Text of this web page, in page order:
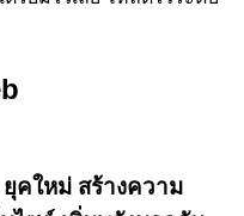
คใหม่ สร้างความ